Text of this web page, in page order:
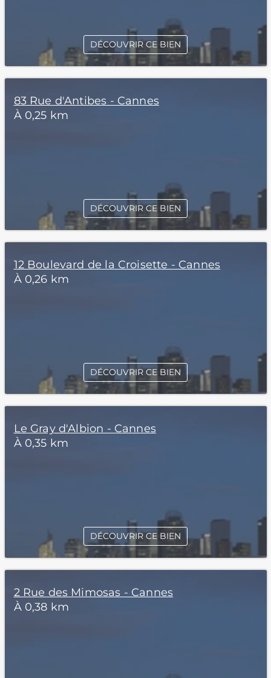
DÉCOUVRIR CE BIEN
83 Rue d'Antibes - Cannes
À 0,25 km
DÉCOUVRIR CE BIEN
12 Boulevard de la Croisette - Cannes
À 0,26 km
DÉCOUVRIR CE BIEN
Le Gray d'Albion - Cannes
À 0,35 km
DÉCOUVRIR CE BIEN
2 Rue des Mimosas - Cannes
À 0,38 km